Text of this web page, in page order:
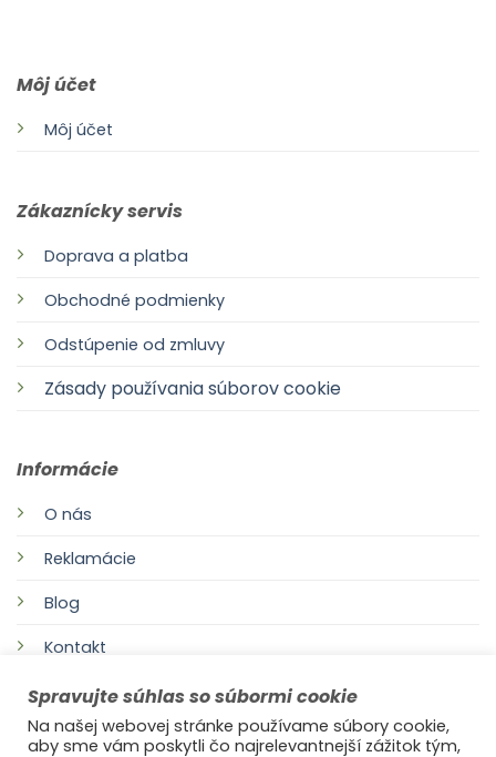
Môj účet
Môj účet
Zákaznícky servis
Doprava a platba
Obchodné podmienky
Odstúpenie od zmluvy
Zásady používania súborov cookie
Informácie
O nás
Reklamácie
Blog
Kontakt
Spravujte súhlas so súbormi cookie
Na našej webovej stránke používame súbory cookie,
aby sme vám poskytli čo najrelevantnejší zážitok tým,